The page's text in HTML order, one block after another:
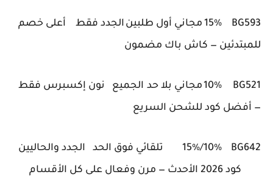
BG593
15% مجاني أول طلبين الجدد فقط
أعلى خصم
للمبتدئين — كاش باك مضمون
BG521
10%مجاني بلا حد الجميع
نون إكسبرس فقط
— أفضل كود للشحن السريع
BG642
15%/10% تلقائي فوق الحد
الجدد والحاليين
كود 2026 الأحدث — مرن وفعال على كل الأقسام